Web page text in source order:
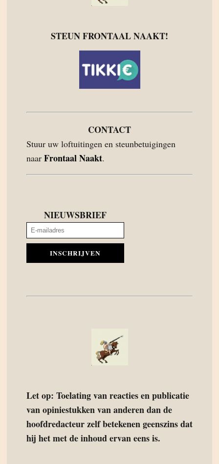
STEUN FRONTAAL NAAKT!
CONTACT
Stuur uw loftuitingen en steunbetuigingen
naar Frontaal Naakt.
NIEUWSBRIEF
INSCHRIJVEN
Let op: Toelating van reacties en publicatie
van opiniestukken van anderen dan de
hoofdredacteur zelf betekenen geenszins dat
hij het met de inhoud ervan eens is.